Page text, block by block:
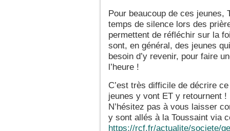
Pour beaucoup de ces jeunes,
temps de silence lors des
permettent de réfléchir sur la
sont, en général, des jeunes
besoin d’y revenir, pour faire
l’heure !
C’est très difficile de décrire
jeunes y vont ET y retournent
N’hésitez pas à vous laisser
y sont allés à la Toussaint via
https://rcf.fr/actualite/societe/